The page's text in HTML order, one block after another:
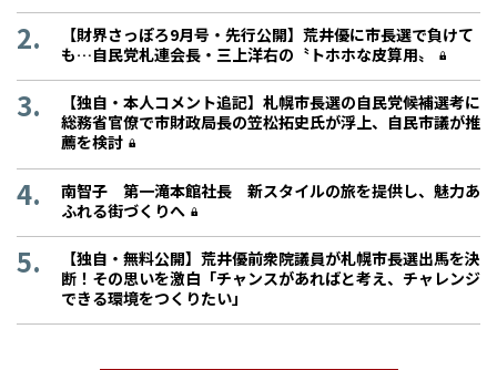
【財界さっぽろ9月号・先行公開】荒井優に市長選で負けて
も…自民党札連会長・三上洋右の〝トホホな皮算用〟
【独自・本人コメント追記】札幌市長選の自民党候補選考に
総務省官僚で市財政局長の笠松拓史氏が浮上、自民市議が推
薦を検討
南智子 第一滝本館社長 新スタイルの旅を提供し、魅力あ
ふれる街づくりへ
【独自・無料公開】荒井優前衆院議員が札幌市長選出馬を決
断！その思いを激白「チャンスがあればと考え、チャレンジ
できる環境をつくりたい」